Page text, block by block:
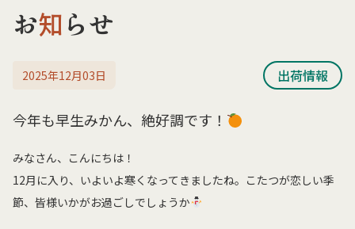
お知らせ
2025年12月03日 出荷情報
今年も早生みかん、絶好調です！
みなさん、こんにちは！
12月に入り、いよいよ寒くなってきましたね。こたつが恋しい季
節、皆様いかがお過ごしでしょうか